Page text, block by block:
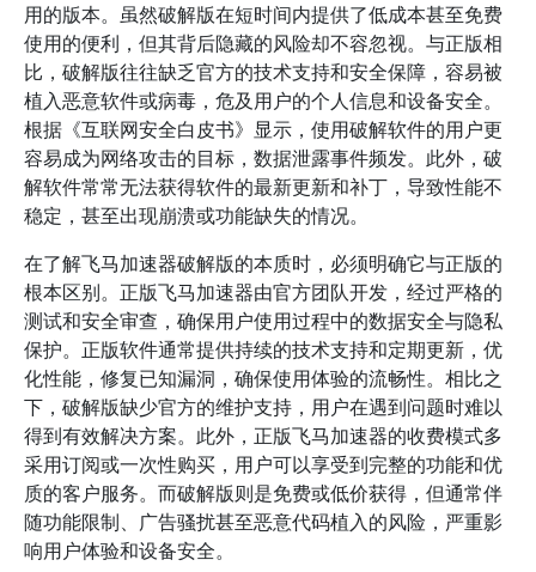
用的版本。虽然破解版在短时间内提供了低成本甚至免费
使用的便利，但其背后隐藏的风险却不容忽视。与正版相
比，破解版往往缺乏官方的技术支持和安全保障，容易被
植入恶意软件或病毒，危及用户的个人信息和设备安全。
根据《互联网安全白皮书》显示，使用破解软件的用户更
容易成为网络攻击的目标，数据泄露事件频发。此外，破
解软件常常无法获得软件的最新更新和补丁，导致性能不
稳定，甚至出现崩溃或功能缺失的情况。
在了解飞马加速器破解版的本质时，必须明确它与正版的
根本区别。正版飞马加速器由官方团队开发，经过严格的
测试和安全审查，确保用户使用过程中的数据安全与隐私
保护。正版软件通常提供持续的技术支持和定期更新，优
化性能，修复已知漏洞，确保使用体验的流畅性。相比之
下，破解版缺少官方的维护支持，用户在遇到问题时难以
得到有效解决方案。此外，正版飞马加速器的收费模式多
采用订阅或一次性购买，用户可以享受到完整的功能和优
质的客户服务。而破解版则是免费或低价获得，但通常伴
随功能限制、广告骚扰甚至恶意代码植入的风险，严重影
响用户体验和设备安全。